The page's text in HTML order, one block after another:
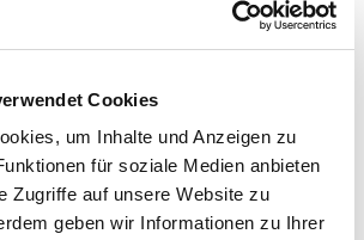
Cookies
um Inhalte und Anzeigen zu
für soziale Medien anbieten
Zugriffe auf unsere Website zu
geben wir Informationen zu Ihrer
Krebskranke und Angehörige